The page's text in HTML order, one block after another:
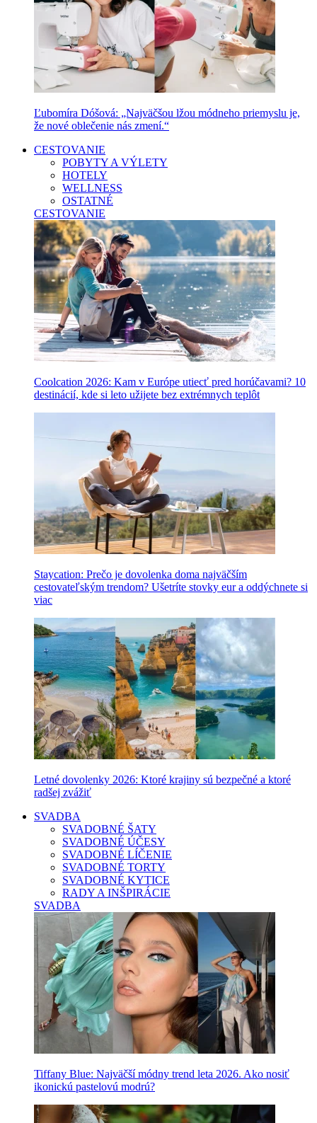
Ľubomíra Dóšová: „Najväčšou lžou módneho priemyslu je,
že nové oblečenie nás zmení.“
CESTOVANIE
POBYTY A VÝLETY
HOTELY
WELLNESS
OSTATNÉ
CESTOVANIE
Coolcation 2026: Kam v Európe utiecť pred horúčavami? 10
destinácií, kde si leto užijete bez extrémnych teplôt
Staycation: Prečo je dovolenka doma najväčším
cestovateľským trendom? Ušetríte stovky eur a oddýchnete si
viac
Letné dovolenky 2026: Ktoré krajiny sú bezpečné a ktoré
radšej zvážiť
SVADBA
SVADOBNÉ ŠATY
SVADOBNÉ ÚČESY
SVADOBNÉ LÍČENIE
SVADOBNÉ TORTY
SVADOBNÉ KYTICE
RADY A INŠPIRÁCIE
SVADBA
Tiffany Blue: Najväčší módny trend leta 2026. Ako nosiť
ikonickú pastelovú modrú?